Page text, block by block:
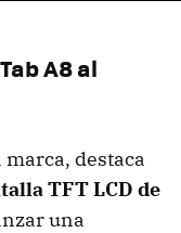
A8 al
destaca
TFT LCD de
una